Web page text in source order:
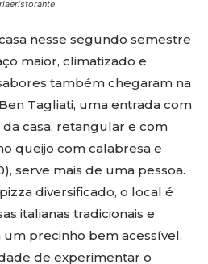
nesse segundo semestre
maior, climatizado e
também chegaram na
Tagliati, uma entrada com
casa, retangular e com
queijo com calabresa e
serve mais de uma pessoa.
diversificado, o local é
italianas tradicionais e
precinho bem acessível.
de experimentar o